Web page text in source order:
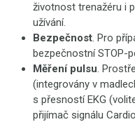
životnost trenažéru i
užívání.
Bezpečnost. Pro
bezpečnostní STOP-
Měření pulsu.
(integrovány v
s přesností EKG
přijímač signálu